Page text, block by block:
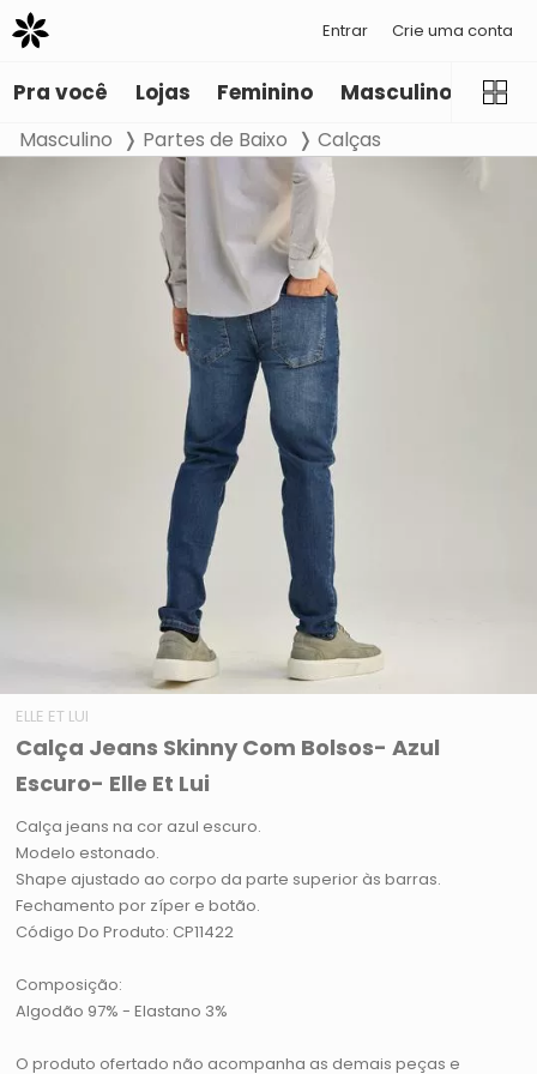
Entrar Crie uma conta
Pra você Lojas Feminino Masculino
Masculino Partes de Baixo Calças
ELLE ET LUI
Calça Jeans Skinny Com Bolsos- Azul
Escuro- Elle Et Lui
Calça jeans na cor azul escuro.
Modelo estonado.
Shape ajustado ao corpo da parte superior às barras.
Fechamento por zíper e botão.
Código Do Produto: CP11422
Composição:
Algodão 97% - Elastano 3%
O produto ofertado não acompanha as demais peças e